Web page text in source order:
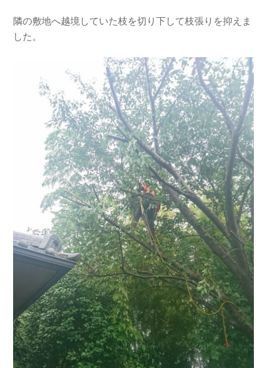
隣の敷地へ越境していた枝を切り下して枝張りを抑えま
した。